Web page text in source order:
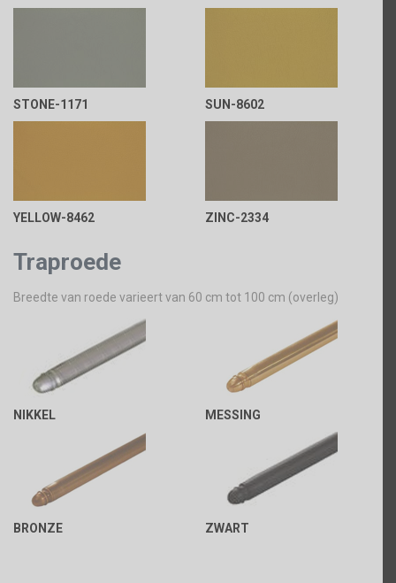
STONE-1171 SUN-8602
YELLOW-8462 ZINC-2334
Traproede
Breedte van roede varieert van 60 cm tot 100 cm (overleg)
NIKKEL MESSING
BRONZE ZWART